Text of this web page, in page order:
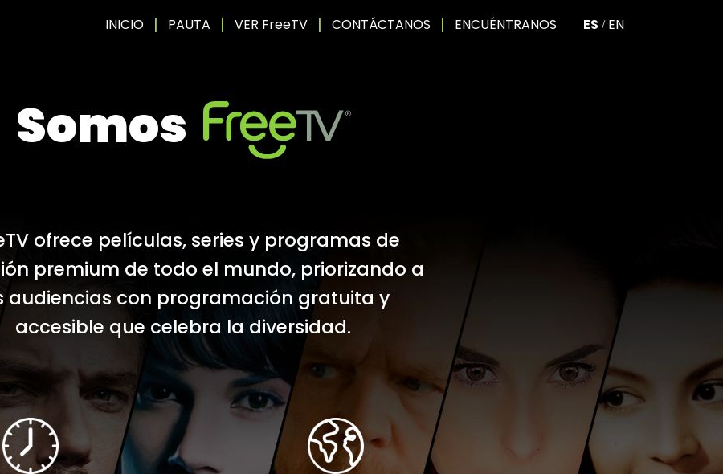
ES / EN
INICIO | PAUTA | VER FreeTV | CONTÁCTANOS | ENCUÉNTRANOS
Somos
ofrece películas, series y programas de
premium de todo el mundo, priorizando a
audiencias con programación gratuita y
accesible que celebra la diversidad.